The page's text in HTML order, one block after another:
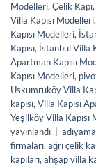
Modelleri, Çelik Kapı,
Villa Kapısı Modelleri,
Kapısı Modelleri,
Kapısı, İstanbul Villa
Apartman Kapısı
Kapısı Modelleri,
Uskumruköy Villa
kapısı, Villa Kapısı
Yeşilköy Villa Kapısı
yayınlandı
firmaları, ağrı çelik
kapıları, ahşap villa